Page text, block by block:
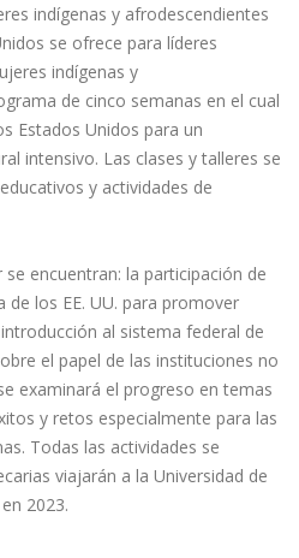
indígenas y afrodescendientes
se ofrece para líderes
indígenas y
de cinco semanas en el cual
Estados Unidos para un
intensivo. Las clases y talleres se
y actividades de
encuentran: la participación de
de los EE. UU. para promover
al sistema federal de
el papel de las instituciones no
examinará el progreso en temas
y retos especialmente para las
Todas las actividades se
viajarán a la Universidad de
2023.